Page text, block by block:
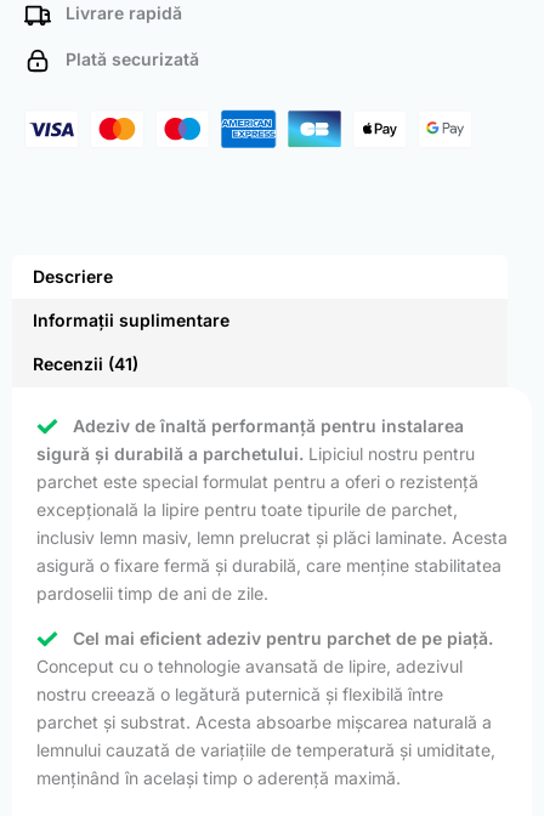
Livrare rapidă
Plată securizată
Descriere
Informații suplimentare
Recenzii (41)
Adeziv de înaltă performanță pentru instalarea
sigură și durabilă a parchetului. Lipiciul nostru pentru
parchet este special formulat pentru a oferi o rezistență
excepțională la lipire pentru toate tipurile de parchet,
inclusiv lemn masiv, lemn prelucrat și plăci laminate. Acesta
asigură o fixare fermă și durabilă, care menține stabilitatea
pardoselii timp de ani de zile.
Cel mai eficient adeziv pentru parchet de pe piață.
Conceput cu o tehnologie avansată de lipire, adezivul
nostru creează o legătură puternică și flexibilă între
parchet și substrat. Acesta absoarbe mișcarea naturală a
lemnului cauzată de variațiile de temperatură și umiditate,
menținând în același timp o aderență maximă.